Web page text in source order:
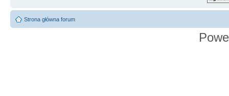
Strona główna forum